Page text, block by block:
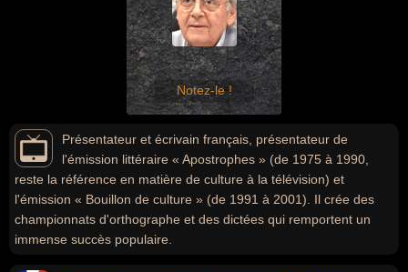
Notez-le !
Présentateur et écrivain français, présentateur de
l'émission littéraire « Apostrophes » (de 1975 à 1990,
reste la référence en matière de culture à la télévision) et
l'émission « Bouillon de culture » (de 1991 à 2001). Il crée des
championnats d'orthographe et des dictées qui remportent un
immense succès populaire.